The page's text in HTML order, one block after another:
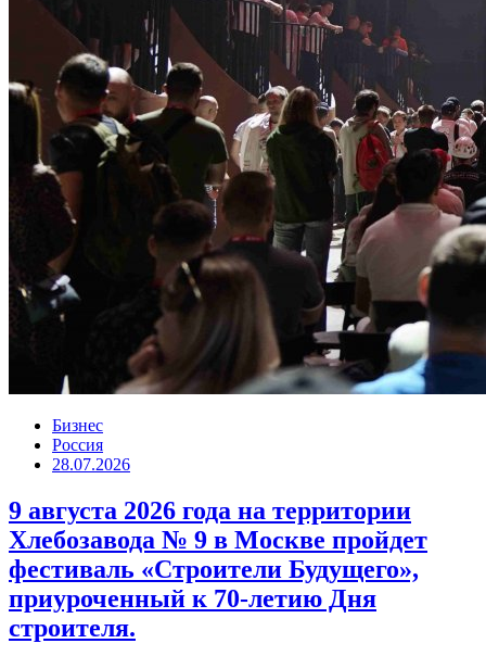
Бизнес
Россия
28.07.2026
9 августа 2026 года на территории
Хлебозавода № 9 в Москве пройдет
фестиваль «Строители Будущего»,
приуроченный к 70-летию Дня
строителя.